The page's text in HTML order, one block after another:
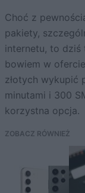
Choć z
pakiety,
internetu, to dziś
bowiem w
złotych wykupić
minutami i 300
korzystna opcja.
ZOBACZ RÓWNIEŻ